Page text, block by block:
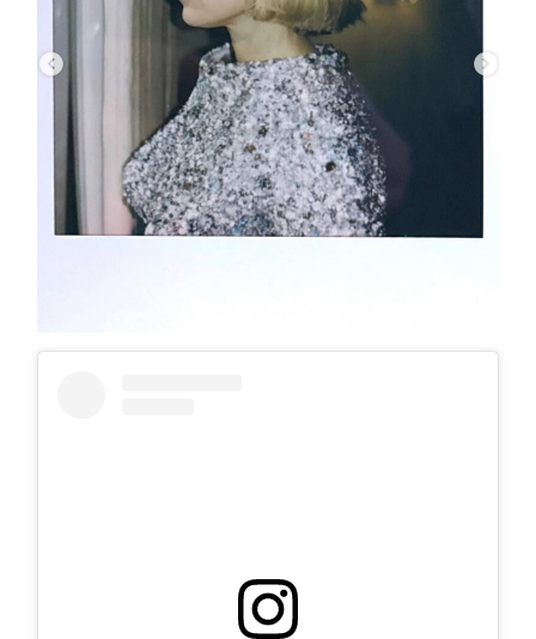
Cosmprof Worldwide Bologna
presenta THE BEAUTY &
WELLNESS CONGRESS 2022: I